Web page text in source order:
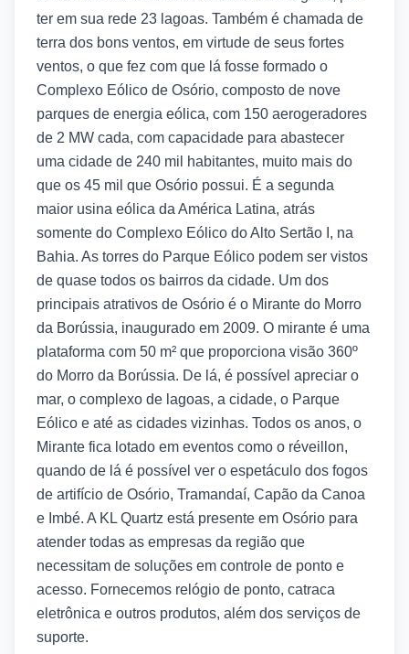
ter em sua rede 23 lagoas. Também é chamada de
terra dos bons ventos, em virtude de seus fortes
ventos, o que fez com que lá fosse formado o
Complexo Eólico de Osório, composto de nove
parques de energia eólica, com 150 aerogeradores
de 2 MW cada, com capacidade para abastecer
uma cidade de 240 mil habitantes, muito mais do
que os 45 mil que Osório possui. É a segunda
maior usina eólica da América Latina, atrás
somente do Complexo Eólico do Alto Sertão I, na
Bahia. As torres do Parque Eólico podem ser vistos
de quase todos os bairros da cidade. Um dos
principais atrativos de Osório é o Mirante do Morro
da Borússia, inaugurado em 2009. O mirante é uma
plataforma com 50 m² que proporciona visão 360º
do Morro da Borússia. De lá, é possível apreciar o
mar, o complexo de lagoas, a cidade, o Parque
Eólico e até as cidades vizinhas. Todos os anos, o
Mirante fica lotado em eventos como o réveillon,
quando de lá é possível ver o espetáculo dos fogos
de artifício de Osório, Tramandaí, Capão da Canoa
e Imbé. A KL Quartz está presente em Osório para
atender todas as empresas da região que
necessitam de soluções em controle de ponto e
acesso. Fornecemos relógio de ponto, catraca
eletrônica e outros produtos, além dos serviços de
suporte.